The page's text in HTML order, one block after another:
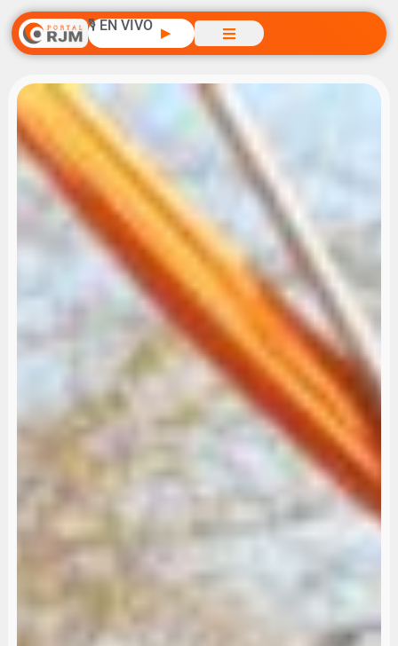
🎙️ EN VIVO ▶